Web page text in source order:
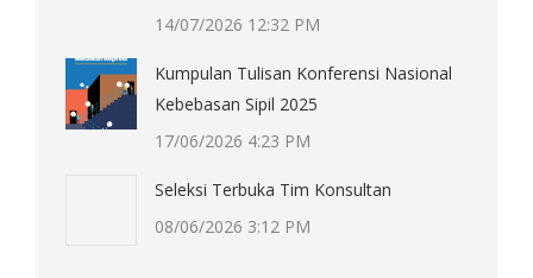
14/07/2026 12:32 PM
Kumpulan Tulisan Konferensi Nasional
Kebebasan Sipil 2025
17/06/2026 4:23 PM
Seleksi Terbuka Tim Konsultan
08/06/2026 3:12 PM